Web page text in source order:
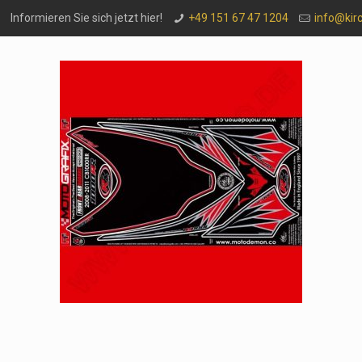
Informieren Sie sich jetzt hier! +49 151 67 47 1204